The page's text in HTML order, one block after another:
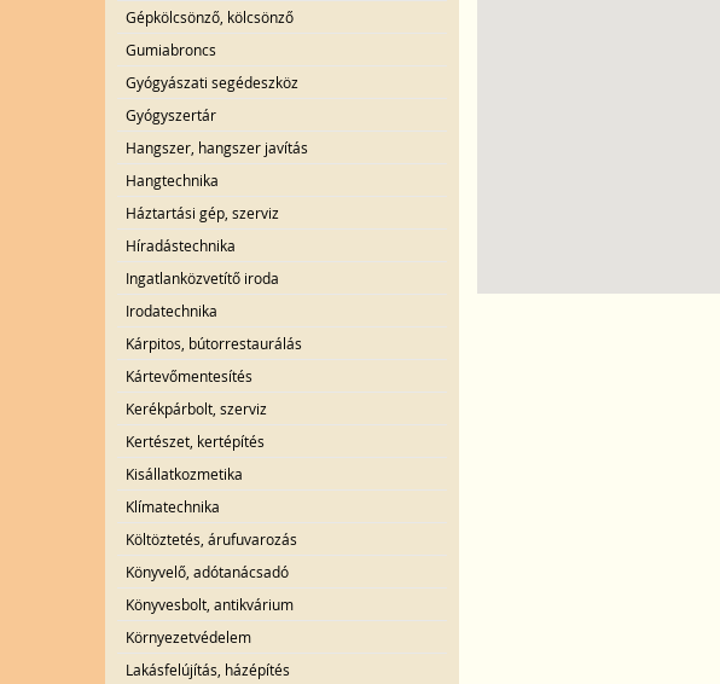
Gépkölcsönző, kölcsönző
Gumiabroncs
Gyógyászati segédeszköz
Gyógyszertár
Hangszer, hangszer javítás
Hangtechnika
Háztartási gép, szerviz
Híradástechnika
Ingatlanközvetítő iroda
Irodatechnika
Kárpitos, bútorrestaurálás
Kártevőmentesítés
Kerékpárbolt, szerviz
Kertészet, kertépítés
Kisállatkozmetika
Klímatechnika
Költöztetés, árufuvarozás
Könyvelő, adótanácsadó
Könyvesbolt, antikvárium
Környezetvédelem
Lakásfelújítás, házépítés